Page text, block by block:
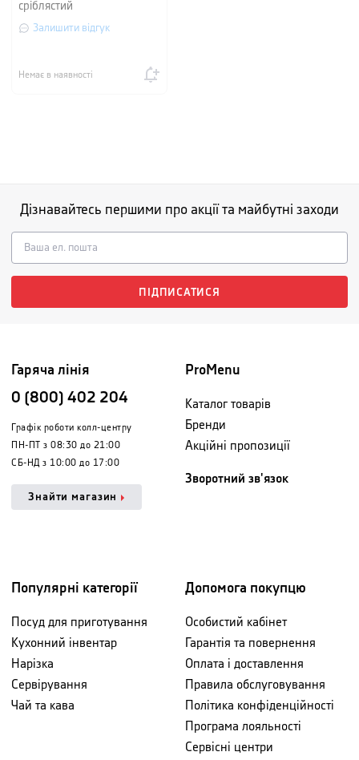
сріблястий
Залишити відгук
Немає в наявності
Дізнавайтесь першими про акції та майбутні заходи
ПІДПИСАТИСЯ
Гаряча лінія
0 (800) 402 204
Графік роботи колл-центру
ПН-ПТ з 08:30 до 21:00
СБ-НД з 10:00 до 17:00
Знайти магазин
ProMenu
Каталог товарів
Бренди
Акційні пропозиції
Зворотний зв'язок
Популярні категорії
Посуд для приготування
Кухонний інвентар
Нарізка
Сервірування
Чай та кава
Допомога покупцю
Особистий кабінет
Гарантія та повернення
Оплата і доставлення
Правила обслуговування
Політика конфіденційності
Програма лояльності
Сервісні центри